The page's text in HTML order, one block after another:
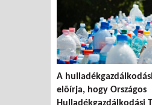
A
elõírja, hogy Országos
Hulladékgazdálkodási